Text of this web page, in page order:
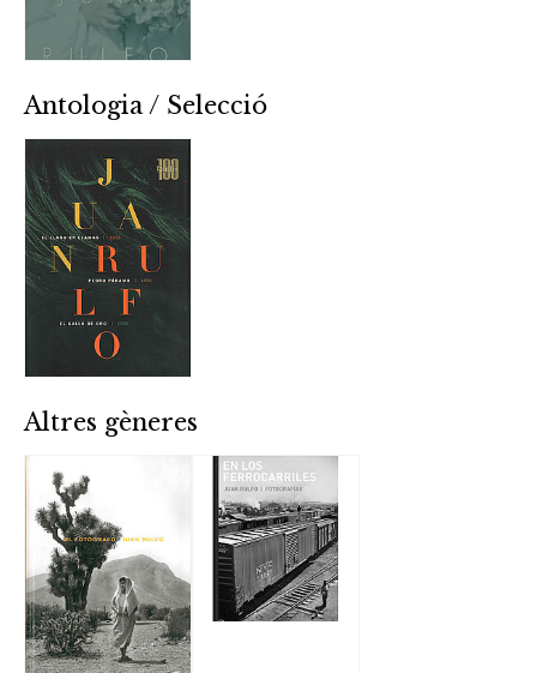
Antologia / Selecció
Altres gèneres